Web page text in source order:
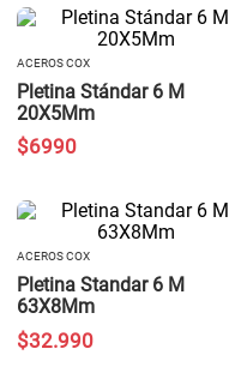
ACEROS COX
Pletina Stándar 6 M
20X5Mm
$6990
ACEROS COX
Pletina Standar 6 M
63X8Mm
$32.990